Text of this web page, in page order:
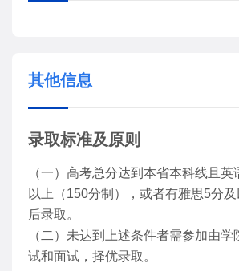
其他信息
录取标准及原则
（一）高考总分达到本省本科线且
以上（150分制），或者有雅思5分
后录取。
（二）未达到上述条件者需参加由
试和面试，择优录取。